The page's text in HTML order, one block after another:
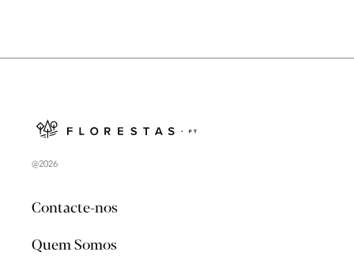
@2026
Contacte-nos
Quem Somos